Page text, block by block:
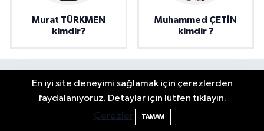
Murat TÜRKMEN
kimdir?
Muhammed ÇETİN
kimdir ?
En iyi site deneyimi sağlamak için çerezlerden
faydalanıyoruz. Detaylar için lütfen tıklayın.
Çerezler
TAMAM
Bartın'da Şafak Operasyonu: 5 Gözaltı, 4
Şüpheli Aranıyor